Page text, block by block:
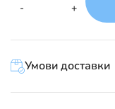
-
Офтальмосан
Рослина
—
+
Умови доставки